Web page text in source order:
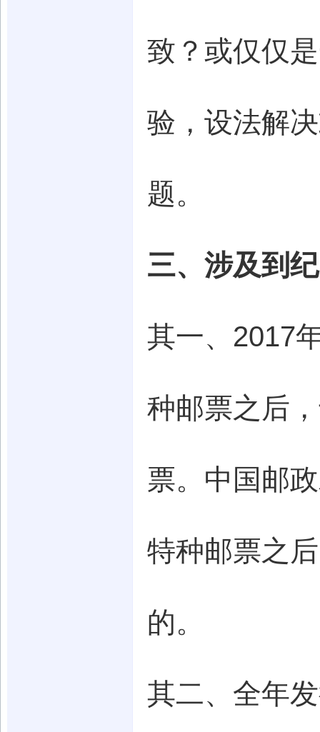
致？或仅仅
验，设法解
题。
三、涉及到
其一、2017
种邮票之后
票。中国邮
特种邮票之
的。
其二、全年